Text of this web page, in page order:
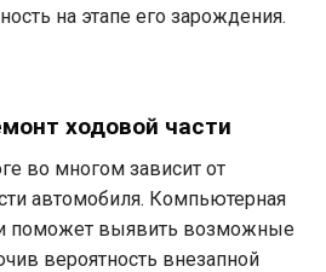
на этапе его зарождения.
ходовой части
во многом зависит от
автомобиля. Компьютерная
поможет выявить возможные
вероятность внезапной